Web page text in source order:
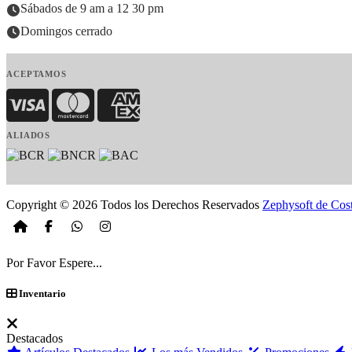
Sábados de 9 am a 12 30 pm
Domingos cerrado
ACEPTAMOS
Visa MasterCardAmerican Express
ALIADOS
Copyright © 2026 Todos los Derechos Reservados Zephysoft de
Por Favor Espere...
Inventario
Destacados